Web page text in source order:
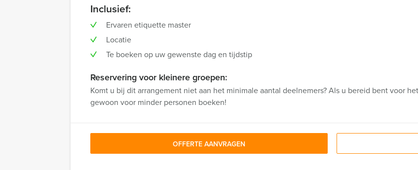
Inclusief:
Ervaren etiquette master
Locatie
Te boeken op uw gewenste dag en tijdstip
Reservering voor kleinere groepen:
Komt u bij dit arrangement niet aan het minimale aantal deelnemers? Als u bereid bent voor
gewoon voor minder personen boeken!
OFFERTE AANVRAGEN